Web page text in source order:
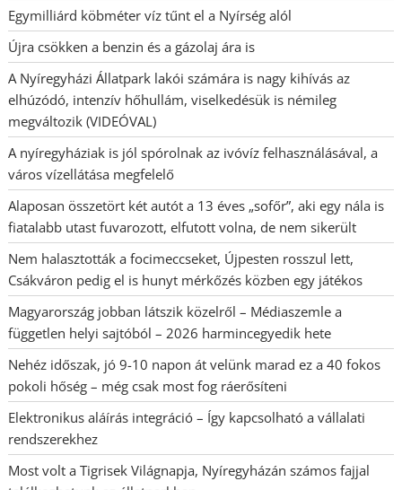
Egymilliárd köbméter víz tűnt el a Nyírség alól
Újra csökken a benzin és a gázolaj ára is
A Nyíregyházi Állatpark lakói számára is nagy kihívás az
elhúzódó, intenzív hőhullám, viselkedésük is némileg
megváltozik (VIDEÓVAL)
A nyíregyháziak is jól spórolnak az ivóvíz felhasználásával, a
város vízellátása megfelelő
Alaposan összetört két autót a 13 éves „sofőr”, aki egy nála is
fiatalabb utast fuvarozott, elfutott volna, de nem sikerült
Nem halasztották a focimeccseket, Újpesten rosszul lett,
Csákváron pedig el is hunyt mérkőzés közben egy játékos
Magyarország jobban látszik közelről – Médiaszemle a
független helyi sajtóból – 2026 harmincegyedik hete
Nehéz időszak, jó 9-10 napon át velünk marad ez a 40 fokos
pokoli hőség – még csak most fog ráerősíteni
Elektronikus aláírás integráció – Így kapcsolható a vállalati
rendszerekhez
Most volt a Tigrisek Világnapja, Nyíregyházán számos fajjal